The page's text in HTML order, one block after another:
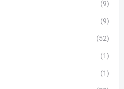
(9)
(9)
(52)
(1)
(1)